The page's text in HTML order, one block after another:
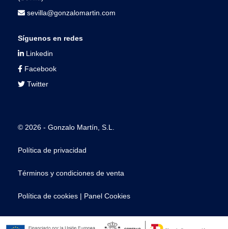
sevilla@gonzalomartin.com
Síguenos en redes
Linkedin
Facebook
Twitter
© 2026 - Gonzalo Martín, S.L.
Política de privacidad
Términos y condiciones de venta
Política de cookies | Panel Cookies